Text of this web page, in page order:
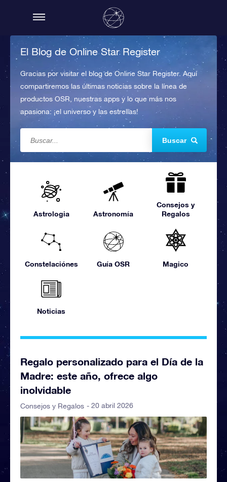
El Blog de Online Star Register
Gracias por visitar el blog de Online Star Register. Aquí
compartiremos las últimas noticias sobre la línea de
productos OSR, nuestras apps y lo que más nos
apasiona: ¡el universo y las estrellas!
Buscar
Astrologia Astronomía
Consejos y
Regalos
Constelaciónes Guía OSR Magico
Noticias
Regalo personalizado para el Día de la
Madre: este año, ofrece algo
inolvidable
Consejos y Regalos - 20 abril 2026